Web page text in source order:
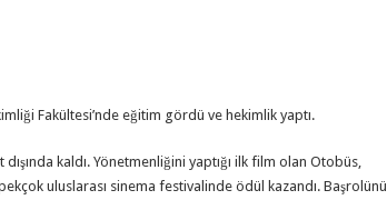
Fakültesi’nde eğitim gördü ve hekimlik yaptı.
kaldı. Yönetmenliğini yaptığı ilk film olan Otobüs,
uluslarası sinema festivalinde ödül kazandı. Başrolünü